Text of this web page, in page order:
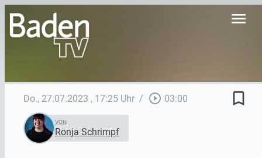
menu
Do., 27.07.2023 , 17:25 Uhr / play_circle_outline 03:00 bookmark_border
VON
Ronja Schrimpf